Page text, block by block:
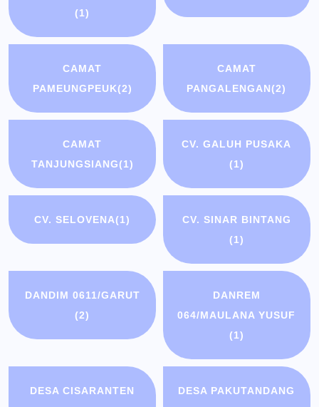
(1)
CAMAT
PAMEUNGPEUK(2)
CAMAT
PANGALENGAN(2)
CAMAT
TANJUNGSIANG(1)
CV. GALUH PUSAKA
(1)
CV. SELOVENA(1)
CV. SINAR BINTANG
(1)
DANDIM 0611/GARUT
(2)
DANREM
064/MAULANA YUSUF
(1)
DESA CISARANTEN
DESA PAKUTANDANG